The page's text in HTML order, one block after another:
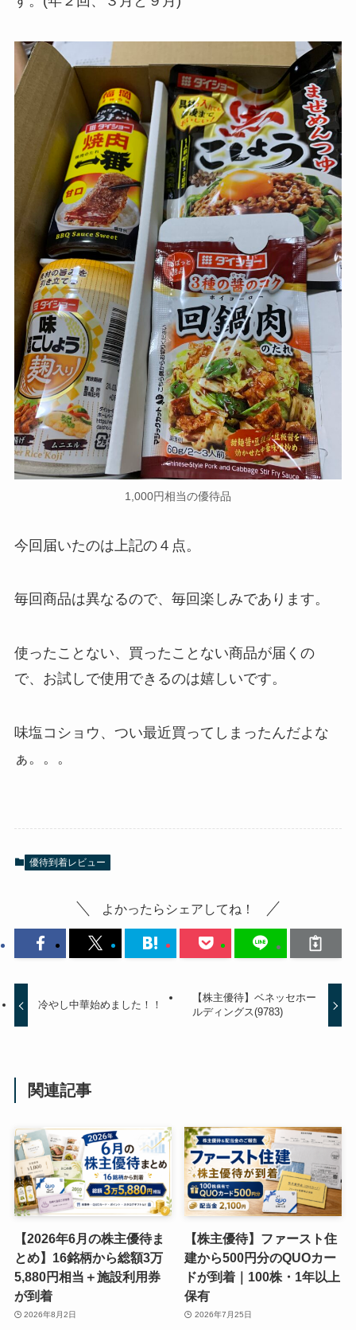
1,000円相当の優待品
今回届いたのは上記の４点。
毎回商品は異なるので、毎回楽しみであります。
使ったことない、買ったことない商品が届くの
で、お試しで使用できるのは嬉しいです。
味塩コショウ、つい最近買ってしまったんだよな
ぁ。。。
優待到着レビュー
よかったらシェアしてね！
冷やし中華始めました！！
【株主優待】ベネッセホー
ルディングス(9783)
関連記事
【2026年6月の株主優待ま
とめ】16銘柄から総額3万
5,880円相当＋施設利用券
が到着
2026年8月2日
【株主優待】ファースト住
建から500円分のQUOカー
ドが到着｜100株・1年以上
保有
2026年7月25日